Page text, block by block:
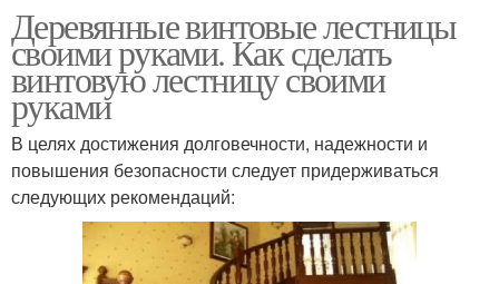
Деревянные винтовые лестницы
своими руками. Как сделать
винтовую лестницу своими
руками
В целях достижения долговечности, надежности и
повышения безопасности следует придерживаться
следующих рекомендаций: